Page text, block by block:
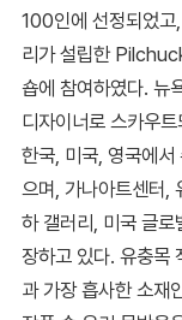
100인에 선정되었고
리가 설립한
숍에 참여하였다.
디자이너로 스카우
한국, 미국, 영국에서
으며, 가나아트센터,
하 갤러리, 미국 글
장하고 있다. 유충목
과 가장 흡사한 소재